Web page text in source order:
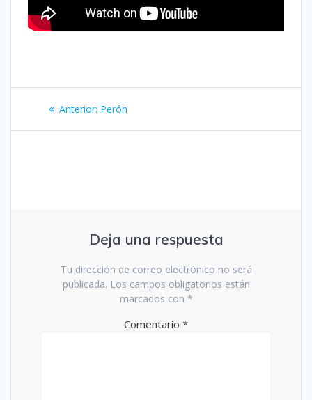
Anterior: Perón
Deja una respuesta
Tu dirección de correo electrónico no será
publicada. Los campos obligatorios están
marcados con *
Comentario *